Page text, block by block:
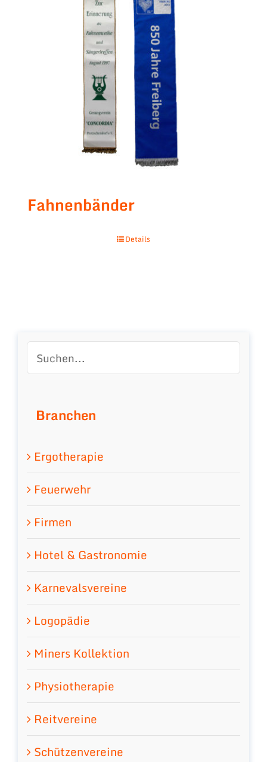
Fahnenbänder
Details
Branchen
Ergotherapie
Feuerwehr
Firmen
Hotel & Gastronomie
Karnevalsvereine
Logopädie
Miners Kollektion
Physiotherapie
Reitvereine
Schützenvereine